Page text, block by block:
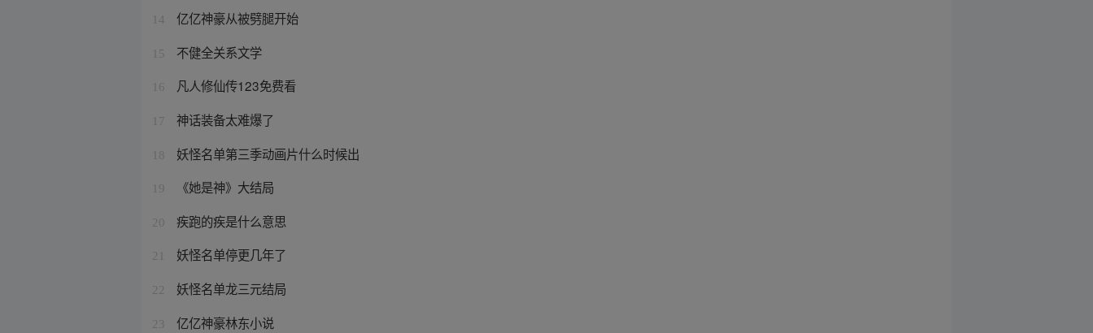
14 亿亿神豪从被劈腿开始
15 不健全关系文学
16 凡人修仙传123免费看
17 神话装备太难爆了
18 妖怪名单第三季动画片什么时候出
19 《她是神》大结局
20 疾跑的疾是什么意思
21 妖怪名单停更几年了
22 妖怪名单龙三元结局
23 亿亿神豪林东小说